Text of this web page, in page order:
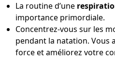
La routine d’une
importance primordiale.
Concentrez-vous sur les
pendant la natation. Vous
force et améliorez votre